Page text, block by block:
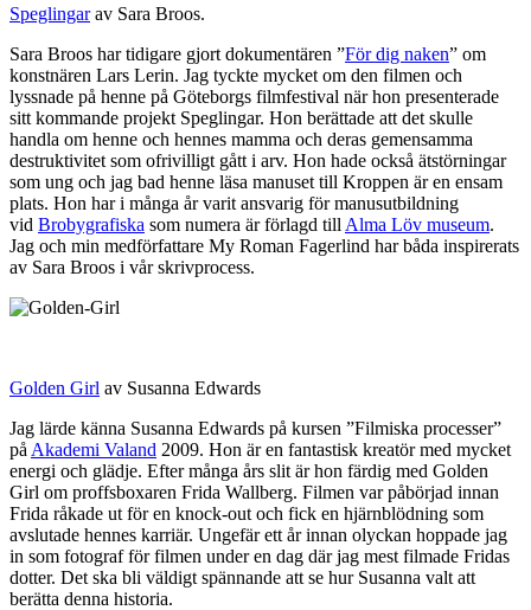
Speglingarav Sara Broos.
Sara Broos har tidigare gjort dokumentären ”För dig naken” om
konstnären Lars Lerin. Jag tyckte mycket om den filmen och
lyssnade på henne på Göteborgs filmfestival när hon presenterade
sitt kommande projekt Speglingar. Hon berättade att det skulle
handla om henne och hennes mamma och deras gemensamma
destruktivitet som ofrivilligt gått i arv. Hon hade också ätstörningar
som ung och jag bad henne läsa manuset till Kroppen är en ensam
plats. Hon har i många år varit ansvarig för manusutbildning
vid Brobygrafiska som numera är förlagd till Alma Löv museum.
Jag och min medförfattare My Roman Fagerlind har båda inspirerats
av Sara Broos i vår skrivprocess.
Golden Girl av Susanna Edwards
Jag lärde känna Susanna Edwards på kursen ”Filmiska processer”
på Akademi Valand 2009. Hon är en fantastisk kreatör med mycket
energi och glädje. Efter många års slit är hon färdig med Golden
Girl om proffsboxaren Frida Wallberg. Filmen var påbörjad innan
Frida råkade ut för en knock-out och fick en hjärnblödning som
avslutade hennes karriär. Ungefär ett år innan olyckan hoppade jag
in som fotograf för filmen under en dag där jag mest filmade Fridas
dotter. Det ska bli väldigt spännande att se hur Susanna valt att
berätta denna historia.